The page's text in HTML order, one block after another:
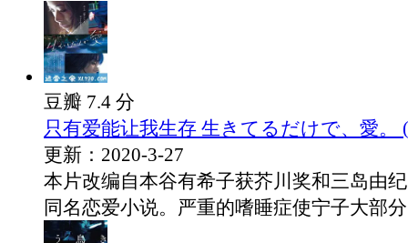
豆瓣 7.4 分
只有爱能让我生存 生きてるだけで、愛。
更新：2020-3-27
本片改编自本谷有希子获芥川奖和三岛由
同名恋爱小说。严重的嗜睡症使宁子大部